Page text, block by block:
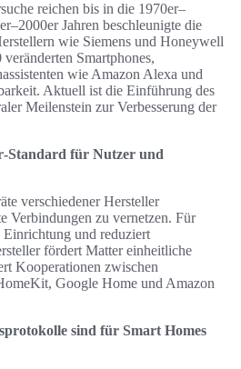
reichen bis in die 1970er–
Jahren beschleunigte die
wie Siemens und Honeywell
Smartphones,
wie Amazon Alexa und
Aktuell ist die Einführung des
Meilenstein zur Verbesserung der
für Nutzer und
verschiedener Hersteller
Verbindungen zu vernetzen. Für
und reduziert
fördert Matter einheitliche
Kooperationen zwischen
Google Home und Amazon
sind für Smart Homes